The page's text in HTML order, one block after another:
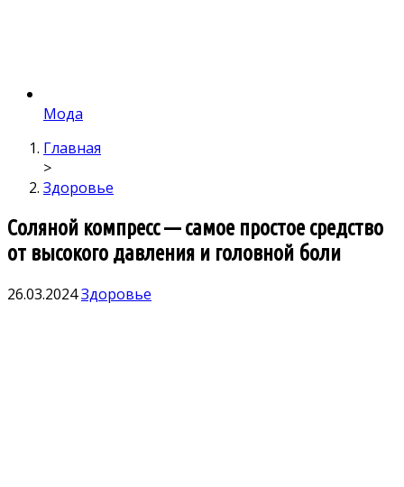
Мода
Главная
>
Здоровье
Соляной компресс — самое простое средство
от высокого давления и головной боли
26.03.2024Здоровье